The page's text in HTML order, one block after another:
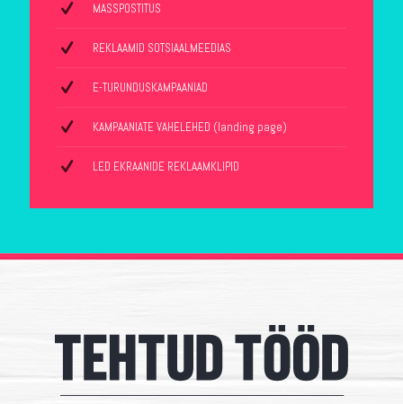
MASSPOSTITUS
REKLAAMID SOTSIAALMEEDIAS
E-TURUNDUSKAMPAANIAD
KAMPAANIATE VAHELEHED (landing page)
LED EKRAANIDE REKLAAMKLIPID